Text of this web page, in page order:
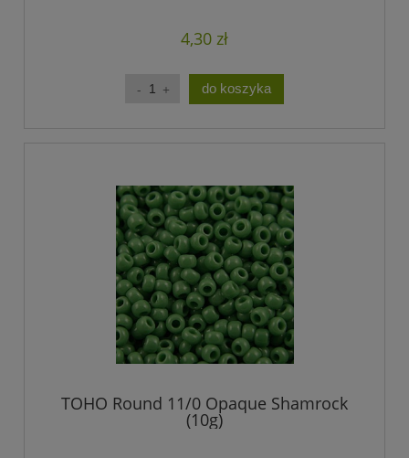
4,30 zł
do koszyka
TOHO Round 11/0 Opaque Shamrock
(10g)